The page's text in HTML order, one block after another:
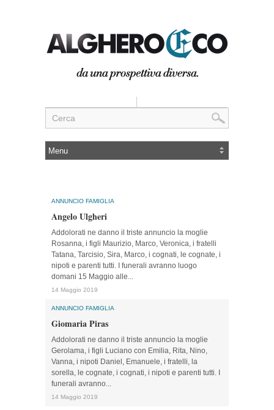
ANNUNCIO FAMIGLIA
Angelo Ulgheri
Addolorati ne danno il triste annuncio la moglie
Rosanna, i figli Maurizio, Marco, Veronica, i fratelli
Tatana, Tarcisio, Sira, Marco, i cognati, le cognate, i
nipoti e parenti tutti. I funerali avranno luogo
domani 15 Maggio alle...
14 Maggio 2019
ANNUNCIO FAMIGLIA
Giomaria Piras
Addolorati ne danno il triste annuncio la moglie
Gerolama, i figli Luciano con Emilia, Rita, Nino,
Vanna, i nipoti Daniel, Emanuele, i fratelli, la
sorella, le cognate, i cognati, i nipoti e parenti tutti. I
funerali avranno...
14 Maggio 2019